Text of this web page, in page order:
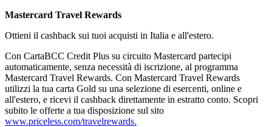
Mastercard Travel Rewards
Ottieni il cashback sui tuoi acquisti in Italia e all'estero.
Con CartaBCC Credit Plus su circuito Mastercard partecipi
automaticamente, senza necessità di iscrizione, al programma
Mastercard Travel Rewards. Con Mastercard Travel Rewards
utilizzi la tua carta Gold su una selezione di esercenti, online e
all'estero, e ricevi il cashback direttamente in estratto conto. Scopri
subito le offerte a tua disposizione sul sito
www.priceless.com/travelrewards.